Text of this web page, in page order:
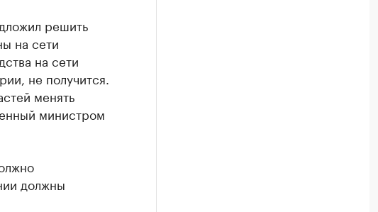
решить
на сети
на сети
не получится.
менять
министром
должны